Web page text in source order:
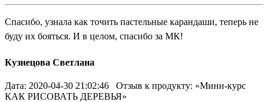
Спасибо, узнала как точить пастельные карандаши, теперь не
буду их бояться. И в целом, спасибо за МК!
Кузнецова Светлана
Дата: 2020-04-30 21:02:46
Отзыв к продукту: «Мини-курс
КАК РИСОВАТЬ ДЕРЕВЬЯ»